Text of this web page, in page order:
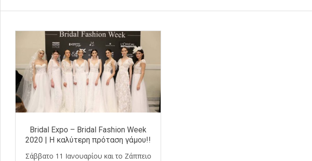
Bridal Expo – Bridal Fashion Week
2020 | Η καλύτερη πρόταση γάμου!!
Σάββατο 11 Ιανουαρίου και το Ζάππειο